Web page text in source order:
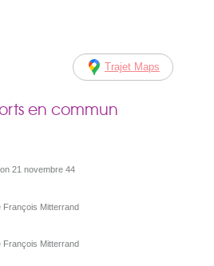
Trajet Maps
en commun
21 novembre 44
François Mitterrand
Mitterrand